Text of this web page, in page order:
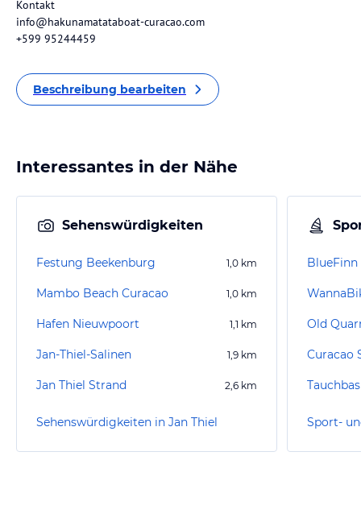
Kontakt
info@hakunamatataboat-curacao.com
+599 95244459
Beschreibung bearbeiten
Interessantes in der Nähe
Sehenswürdigkeiten
Festung Beekenburg 1,0 km
Mambo Beach Curacao 1,0 km
Hafen Nieuwpoort 1,1 km
Jan-Thiel-Salinen 1,9 km
Jan Thiel Strand 2,6 km
Sehenswürdigkeiten in Jan Thiel
BlueFinn
Old
Curacao